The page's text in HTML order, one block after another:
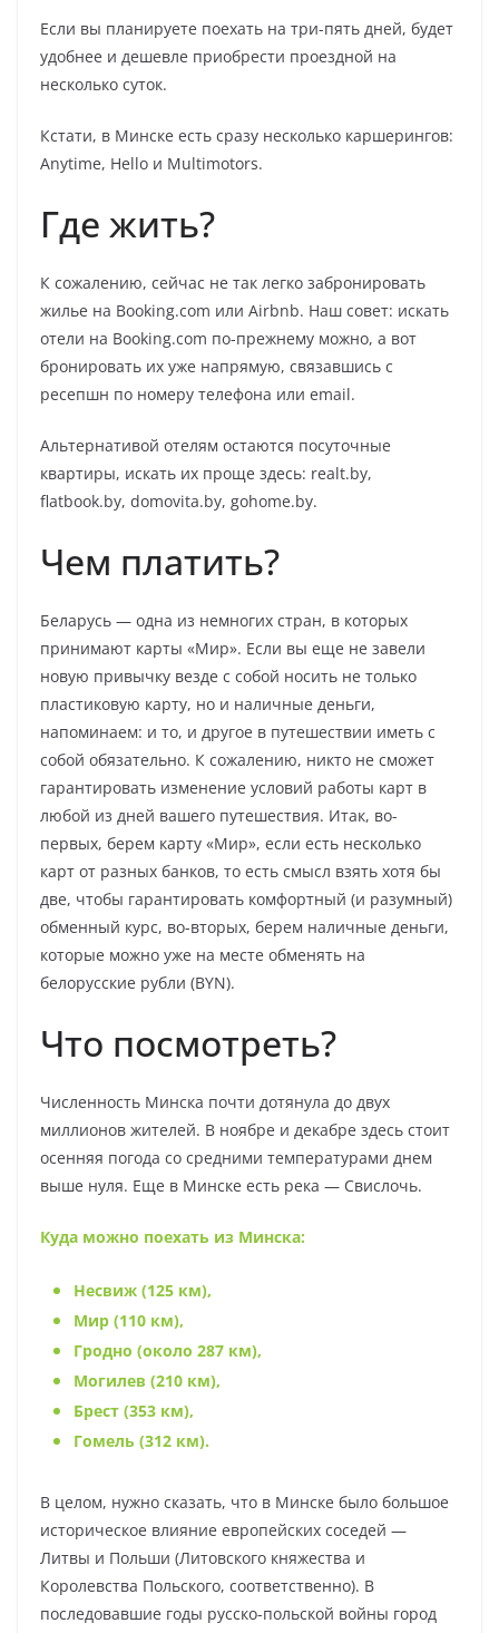
Если вы планируете поехать на три-пять дней, будет
удобнее и дешевле приобрести проездной на
несколько суток.
Кстати, в Минске есть сразу несколько каршерингов:
Anytime, Hello и Multimotors.
Где жить?
К сожалению, сейчас не так легко забронировать
жилье на Booking.com или Airbnb. Наш совет: искать
отели на Booking.com по-прежнему можно, а вот
бронировать их уже напрямую, связавшись с
ресепшн по номеру телефона или email.
Альтернативой отелям остаются посуточные
квартиры, искать их проще здесь: realt.by,
flatbook.by, domovita.by, gohome.by.
Чем платить?
Беларусь — одна из немногих стран, в которых
принимают карты «Мир». Если вы еще не завели
новую привычку везде с собой носить не только
пластиковую карту, но и наличные деньги,
напоминаем: и то, и другое в путешествии иметь с
собой обязательно. К сожалению, никто не сможет
гарантировать изменение условий работы карт в
любой из дней вашего путешествия. Итак, во-
первых, берем карту «Мир», если есть несколько
карт от разных банков, то есть смысл взять хотя бы
две, чтобы гарантировать комфортный (и разумный)
обменный курс, во-вторых, берем наличные деньги,
которые можно уже на месте обменять на
белорусские рубли (BYN).
Что посмотреть?
Численность Минска почти дотянула до двух
миллионов жителей. В ноябре и декабре здесь стоит
осенняя погода со средними температурами днем
выше нуля. Еще в Минске есть река — Свислочь.
Куда можно поехать из Минска:
Несвиж (125 км),
Мир (110 км),
Гродно (около 287 км),
Могилев (210 км),
Брест (353 км),
Гомель (312 км).
В целом, нужно сказать, что в Минске было большое
историческое влияние европейских соседей —
Литвы и Польши (Литовского княжества и
Королевства Польского, соответственно). В
последовавшие годы русско-польской войны город